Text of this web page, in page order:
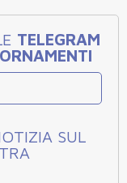
TELEGRAM
SUL